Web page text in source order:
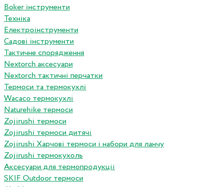
Boker інструменти
Техніка
Електроінструменти
Садові інструменти
Тактичне спорядження
Nextorch аксесуари
Nextorch тактичні перчатки
Термоси та термокухлі
Wacaco термокухлі
Naturehike термоси
Zojirushi термоси
Zojirushi термоси дитячі
Zojirushi Харчові термоси і набори для ланчу
Zojirushi термокухоль
Аксесуари для термопродукціі
SKIF Outdoor термоси